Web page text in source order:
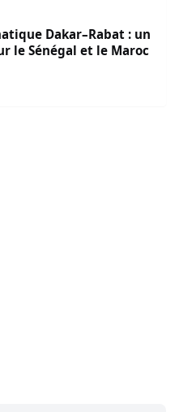
Dakar–Rabat : un
le Sénégal et le Maroc